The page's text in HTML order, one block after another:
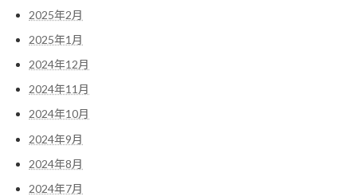
2025年2月
2025年1月
2024年12月
2024年11月
2024年10月
2024年9月
2024年8月
2024年7月